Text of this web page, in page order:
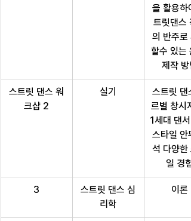
을 활용하
트릿댄스
의 반주로
할수 있는
제작 방
스트릿 댄스 워
크샵 2
실기
스트릿 댄
르별 창시
1세대 댄서
스타일 안
석 다양한
일 경험
3
스트릿 댄스 심
리학
이론